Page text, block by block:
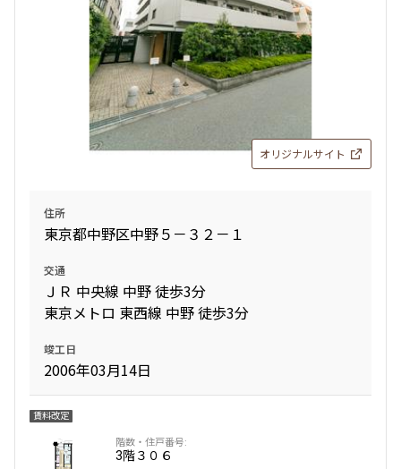
オリジナルサイト
住所
東京都中野区中野５－３２－１
交通
ＪＲ 中央線 中野 徒歩3分
東京メトロ 東西線 中野 徒歩3分
竣工日
2006年03月14日
賃料改定
3階３０６